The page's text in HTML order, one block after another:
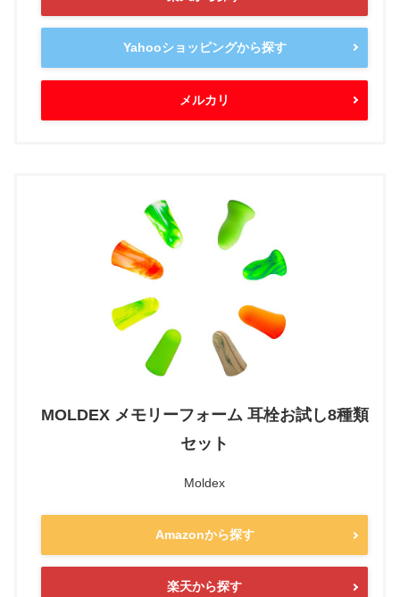
Yahooショッピングから探す
メルカリ
MOLDEX メモリーフォーム 耳栓お試し8種類
セット
Moldex
Amazonから探す
楽天から探す